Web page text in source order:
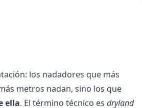
los nadadores que más
metros nadan, sino los que
ella. El término técnico es dryland